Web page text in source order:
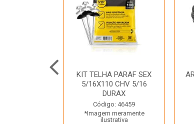
KIT TELHA PARAF SEX
5/16X110 CHV 5/16
DURAX
Código: 46459
*Imagem meramente
ilustrativa